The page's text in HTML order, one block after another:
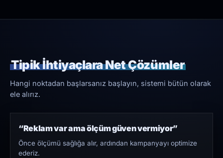
Tipik İhtiyaçlara Net Çözümler
Hangi noktadan başlarsanız başlayın, sistemi bütün olarak
ele alırız.
“Reklam var ama ölçüm güven vermiyor”
Önce ölçümü sağlığa alır, ardından kampanyayı optimize
ederiz.